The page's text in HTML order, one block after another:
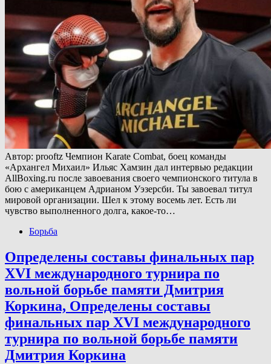
Автор: prooftz Чемпион Karate Combat, боец команды
«Архангел Михаил» Ильяс Хамзин дал интервью редакции
AllBoxing.ru после завоевания своего чемпионского титула в
бою с американцем Адрианом Уэзерсби. Ты завоевал титул
мировой организации. Шел к этому восемь лет. Есть ли
чувство выполненного долга, какое-то…
Борьба
Определены составы финальных пар
XVI международного турнира по
вольной борьбе памяти Дмитрия
Коркина, Определены составы
финальных пар XVI международного
турнира по вольной борьбе памяти
Дмитрия Коркина